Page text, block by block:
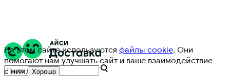
На этом сайте используются файлы cookie. Они
помогают нам улучшать сайт и ваше взаимодействие
с ним. Хорошо